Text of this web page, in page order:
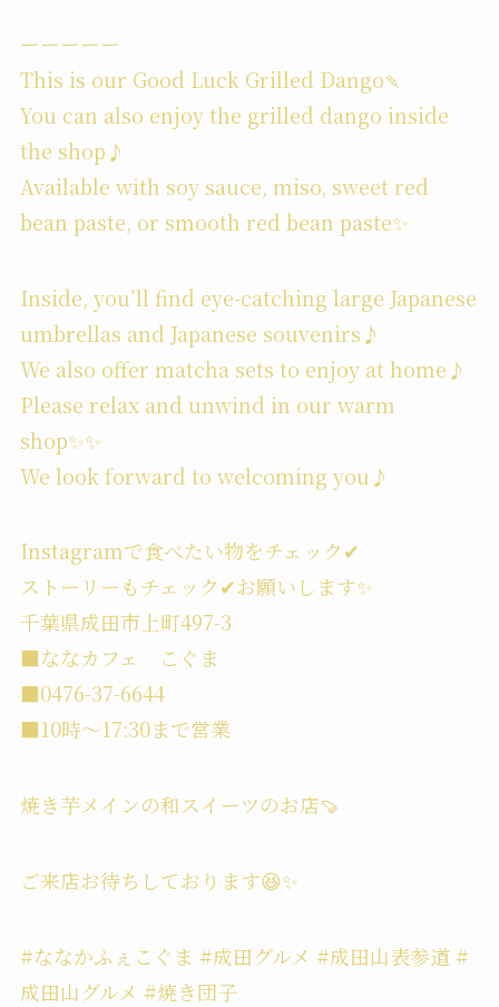
ーーーーー
This is our Good Luck Grilled Dango🍡
You can also enjoy the grilled dango inside
the shop♪
Available with soy sauce, miso, sweet red
bean paste, or smooth red bean paste✨
Inside, you’ll find eye-catching large Japanese
umbrellas and Japanese souvenirs♪
We also offer matcha sets to enjoy at home♪
Please relax and unwind in our warm
shop✨✨
We look forward to welcoming you♪
Instagramで食べたい物をチェック✔︎
ストーリーもチェック✔︎お願いします✨
千葉県成田市上町497-3
■ななカフェ こぐま
■0476-37-6644
■10時〜17:30まで営業
焼き芋メインの和スイーツのお店🍠
ご来店お待ちしております😆✨
#ななかふぇこぐま #成田グルメ #成田山表参道 #
成田山グルメ #焼き団子